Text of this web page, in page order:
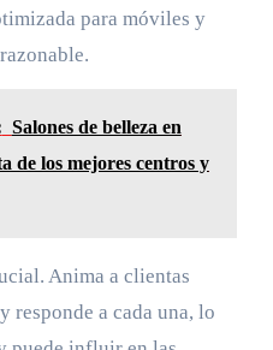
para móviles y
Salones de belleza en
de los mejores centros y
Anima a clientas
responde a cada una, lo